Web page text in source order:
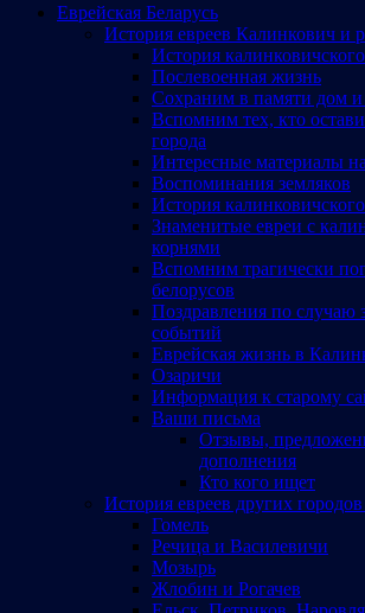
Еврейская Беларусь
История евреев Калинкович и
История
Послевоенная жизнь
Сохраним в памяти дом и
Вспомним тех, кто
города
Интересные материалы
Воспоминания земляков
История
Знаменитые евреи с
корнями
Вспомним трагически
белорусов
Поздравления по случаю
событий
Еврейская жизнь в
Озаричи
Информация к старому
Ваши письма
Отзывы,
дополнения
Кто кого ищет
История евреев других
Гомель
Речица и Василевичи
Мозырь
Жлобин и Рогачев